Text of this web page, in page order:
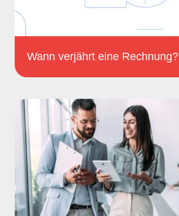
Wann verjährt eine Rechnung?